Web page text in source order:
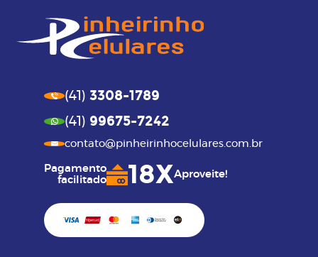
(41) 3308-1789
(41) 99675-7242
contato@pinheirinhocelulares.com.br
Pagamento
facilitado
18XAproveite!